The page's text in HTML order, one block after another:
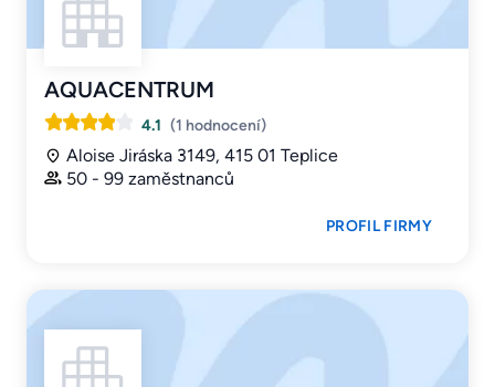
AQUACENTRUM
4.1 (1 hodnocení)
Aloise Jiráska 3149, 415 01 Teplice
50 - 99 zaměstnanců
PROFIL FIRMY